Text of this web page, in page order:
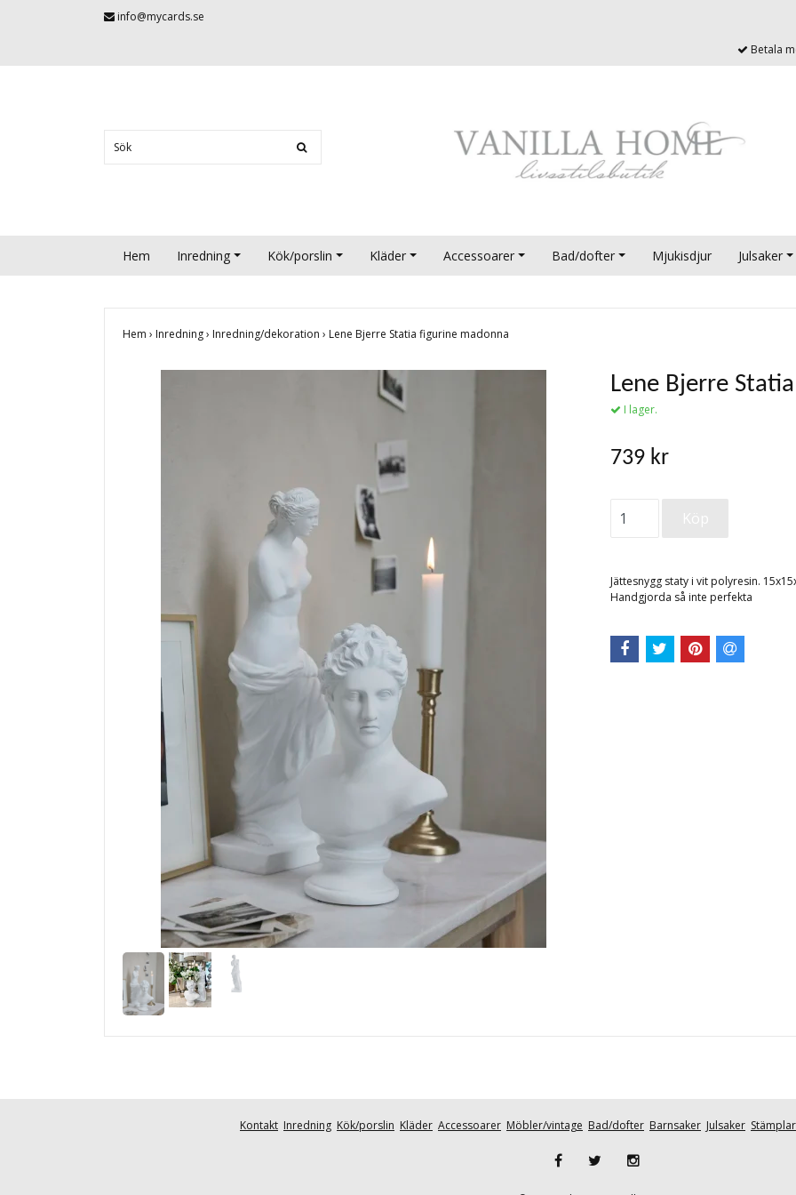
info@mycards.se
Betala
Hem Inredning Kök/porslin Kläder Accessoarer Bad/dofter Mjukisdjur Julsaker
Hem › Inredning› Inredning/dekoration › Lene Bjerre Statia figurine madonna
Lene Bjerre
I lager.
739 kr
Jättesnygg staty i vit polyresin.
Handgjorda så inte perfekta
Kontakt Inredning Kök/porslin Kläder Accessoarer Möbler/vintage Bad/dofter Barnsaker Julsaker Stämplar